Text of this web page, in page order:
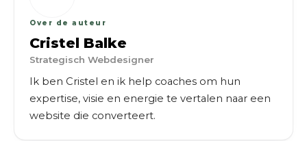
Over de auteur
Cristel Balke
Strategisch Webdesigner
Ik ben Cristel en ik help coaches om hun
expertise, visie en energie te vertalen naar een
website die converteert.